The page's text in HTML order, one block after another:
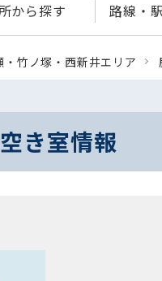
から探す 路線・
・竹ノ塚・西新井エリア
き室情報